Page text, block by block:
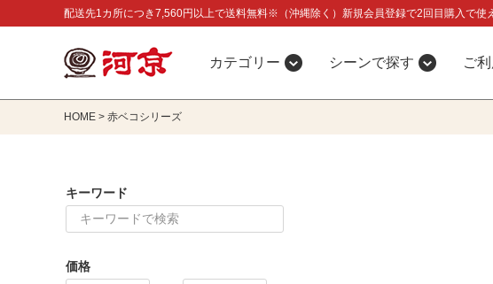
配送先1カ所につき7,560円以上で送料無料※（沖縄除く）新規会員登録で2回目購入で使
カテゴリー シーンで探す ご
HOME 赤ベコシリーズ
キーワード
価格